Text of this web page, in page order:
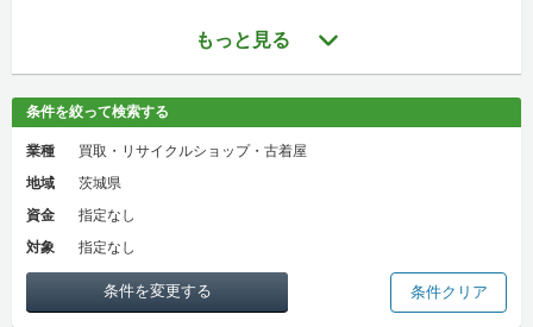
もっと見る
条件を絞って検索する
業種
買取・リサイクルショップ・古着屋
地域
茨城県
資金
指定なし
対象
指定なし
条件を変更する 条件クリア